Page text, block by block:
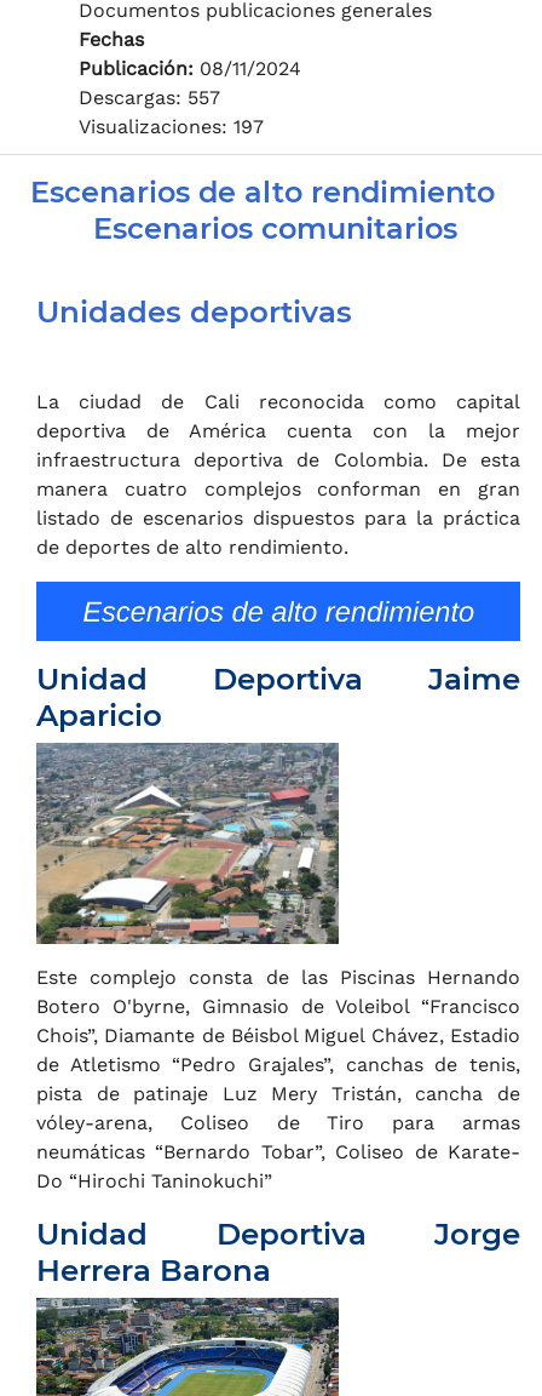
Documentos publicaciones generales
Fechas
Publicación: 08/11/2024
Descargas: 557
Visualizaciones: 197
Escenarios de alto rendimiento
Escenarios comunitarios
Unidades deportivas
La ciudad de Cali reconocida como capital
deportiva de América cuenta con la mejor
infraestructura deportiva de Colombia. De esta
manera cuatro complejos conforman en gran
listado de escenarios dispuestos para la práctica
de deportes de alto rendimiento.
Unidad Deportiva Jaime
Aparicio
Este complejo consta de las Piscinas Hernando
Botero O'byrne, Gimnasio de Voleibol “Francisco
Chois”, Diamante de Béisbol Miguel Chávez, Estadio
de Atletismo “Pedro Grajales”, canchas de tenis,
pista de patinaje Luz Mery Tristán, cancha de
vóley-arena, Coliseo de Tiro para armas
neumáticas “Bernardo Tobar”, Coliseo de Karate-
Do “Hirochi Taninokuchi”
Unidad Deportiva Jorge
Herrera Barona